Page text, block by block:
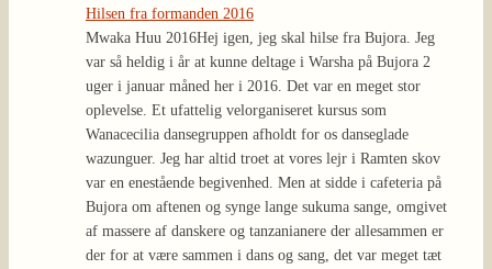
Hilsen fra formanden 2016
Mwaka Huu 2016Hej igen, jeg skal hilse fra Bujora. Jeg
var så heldig i år at kunne deltage i Warsha på Bujora 2
uger i januar måned her i 2016. Det var en meget stor
oplevelse. Et ufattelig velorganiseret kursus som
Wanacecilia dansegruppen afholdt for os danseglade
wazunguer. Jeg har altid troet at vores lejr i Ramten skov
var en enestående begivenhed. Men at sidde i cafeteria på
Bujora om aftenen og synge lange sukuma sange, omgivet
af massere af danskere og tanzanianere der allesammen er
der for at være sammen i dans og sang, det var meget tæt